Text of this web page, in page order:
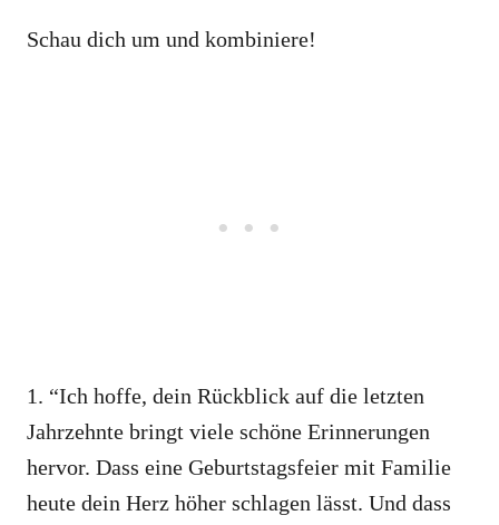
Schau dich um und kombiniere!
1. “Ich hoffe, dein Rückblick auf die letzten
Jahrzehnte bringt viele schöne Erinnerungen
hervor. Dass eine Geburtstagsfeier mit Familie
heute dein Herz höher schlagen lässt. Und dass